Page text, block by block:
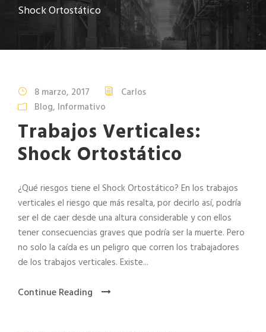
Shock Ortostático
8 marzo, 2017
Carlos
Blog, Informativo
Trabajos Verticales:
Shock Ortostático
¿Qué riesgos tiene el Shock Ortostático? En los trabajos
verticales el riesgo que más resalta, por decirlo así, podría
ser el de caer desde una altura considerable y con ellos
tener consecuencias graves que podría ser la muerte. Pero
no solo la caída es un peligro que corren los trabajadores
de los trabajos verticales. Existe...
Continue Reading